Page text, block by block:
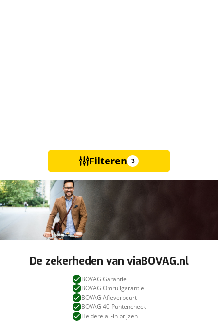
Filteren 3
De zekerheden van viaBOVAG.nl
BOVAG Garantie
BOVAG Omruilgarantie
BOVAG Afleverbeurt
BOVAG 40-Puntencheck
Heldere all-in prijzen